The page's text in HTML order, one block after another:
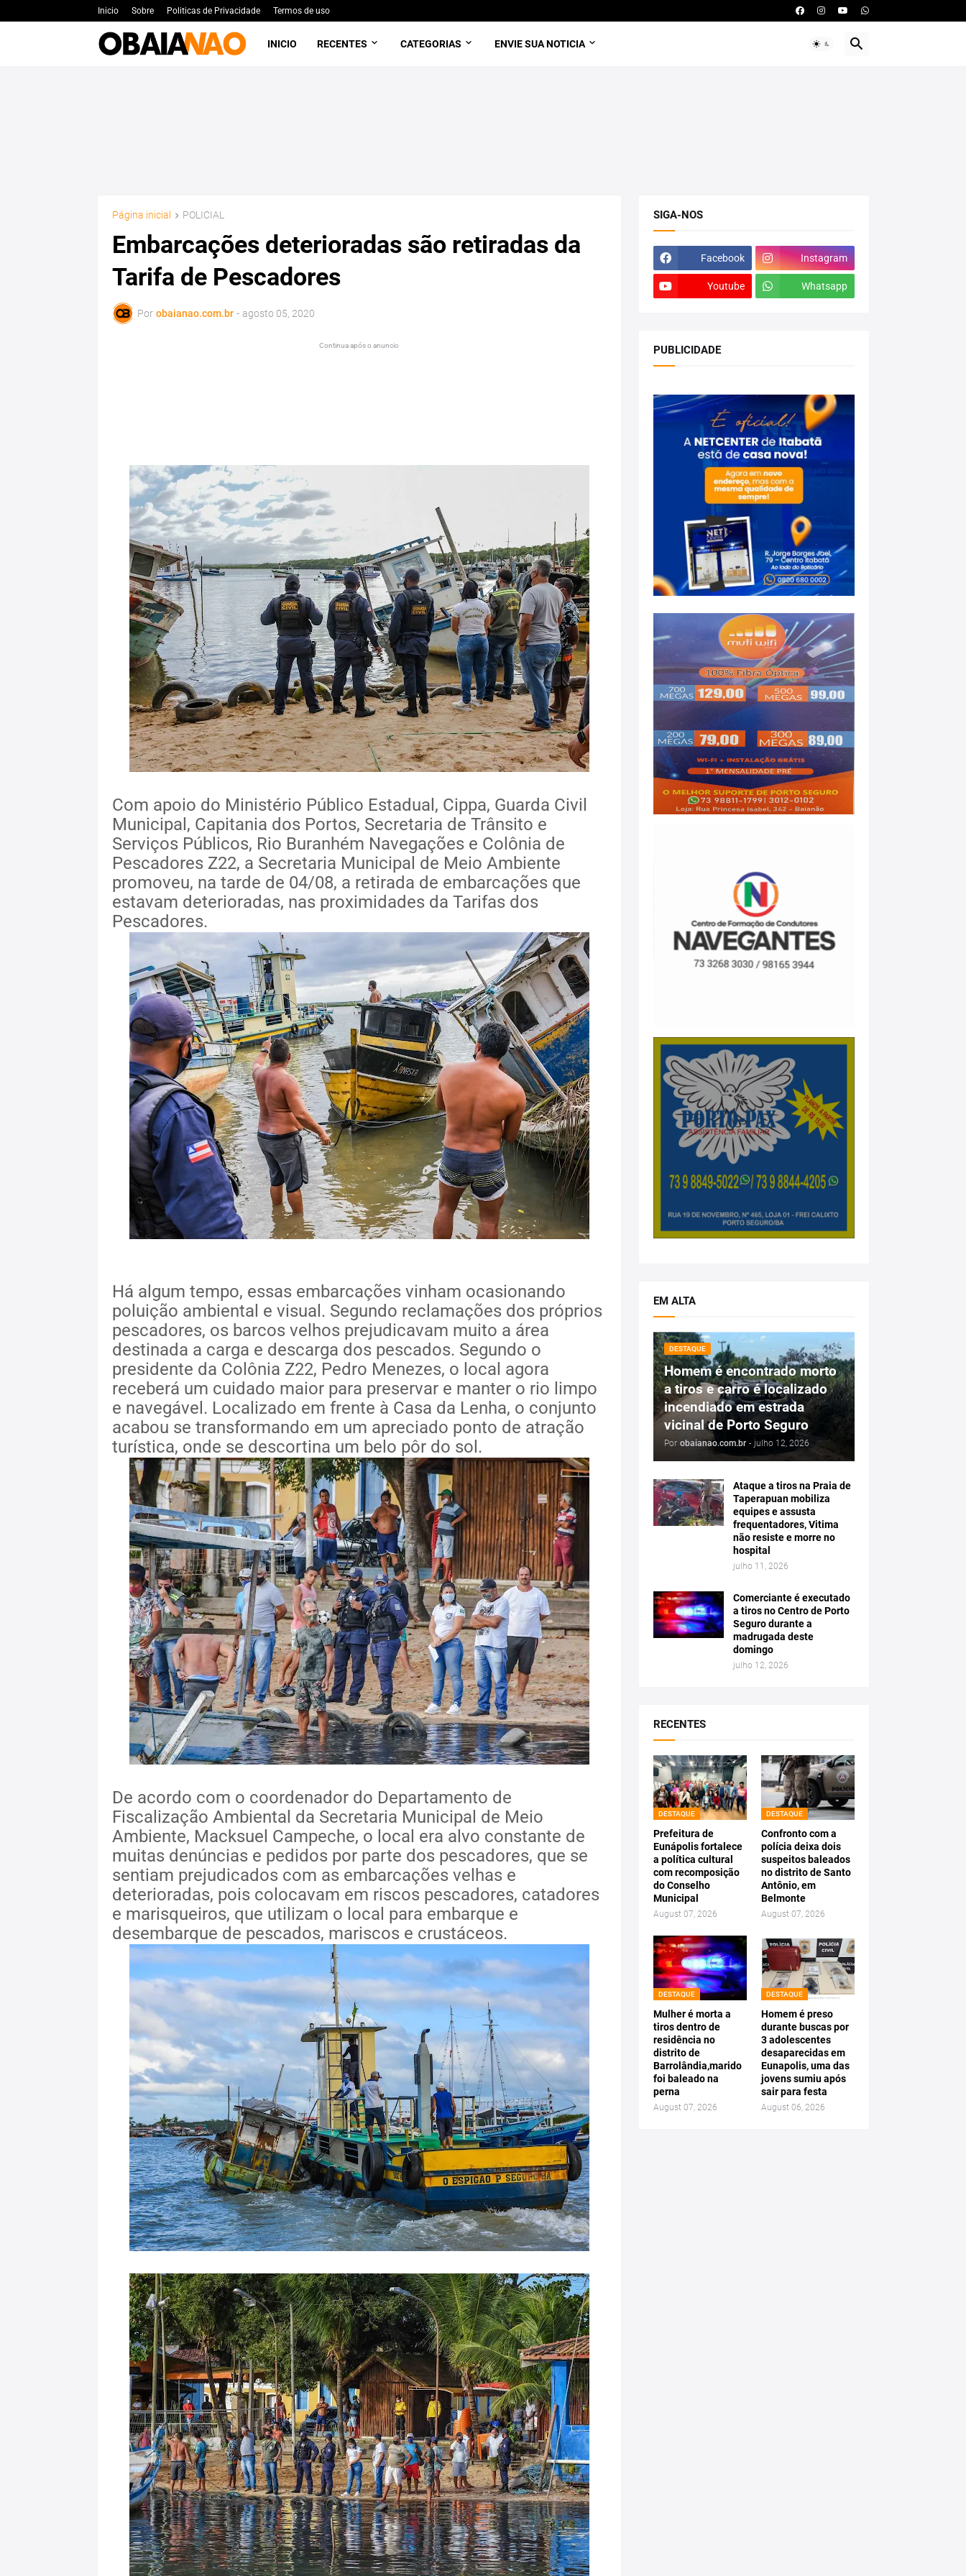
Inicio Sobre Politicas de Privacidade Termos de uso
INICIO RECENTES CATEGORIAS ENVIE SUA NOTICIA
Página inicial POLICIAL
Embarcações deterioradas são retiradas da
Tarifa de Pescadores
Por obaianao.com.br - agosto 05, 2020
Continua após o anuncio
Com apoio do Ministério Público Estadual, Cippa, Guarda Civil
Municipal, Capitania dos Portos, Secretaria de Trânsito e
Serviços Públicos, Rio Buranhém Navegações e Colônia de
Pescadores Z22, a Secretaria Municipal de Meio Ambiente
promoveu, na tarde de 04/08, a retirada de embarcações que
estavam deterioradas, nas proximidades da Tarifas dos
Pescadores.
Há algum tempo, essas embarcações vinham ocasionando
poluição ambiental e visual. Segundo reclamações dos próprios
pescadores, os barcos velhos prejudicavam muito a área
destinada a carga e descarga dos pescados. Segundo o
presidente da Colônia Z22, Pedro Menezes, o local agora
receberá um cuidado maior para preservar e manter o rio limpo
e navegável. Localizado em frente à Casa da Lenha, o conjunto
acabou se transformando em um apreciado ponto de atração
turística, onde se descortina um belo pôr do sol.
De acordo com o coordenador do Departamento de
Fiscalização Ambiental da Secretaria Municipal de Meio
Ambiente, Macksuel Campeche, o local era alvo constante de
muitas denúncias e pedidos por parte dos pescadores, que se
sentiam prejudicados com as embarcações velhas e
deterioradas, pois colocavam em riscos pescadores, catadores
e marisqueiros, que utilizam o local para embarque e
desembarque de pescados, mariscos e crustáceos.
SIGA-NOS
Facebook Instagram
Youtube Whatsapp
PUBLICIDADE
EM ALTA
DESTAQUE
Homem é encontrado morto
a tiros e carro é localizado
incendiado em estrada
vicinal de Porto Seguro
Por obaianao.com.br - julho 12, 2026
Ataque a tiros na Praia de
Taperapuan mobiliza
equipes e assusta
frequentadores, Vitima
não resiste e morre no
hospital
julho 11, 2026
Comerciante é executado
a tiros no Centro de Porto
Seguro durante a
madrugada deste
domingo
julho 12, 2026
RECENTES
DESTAQUE
Prefeitura de
Eunápolis fortalece
a política cultural
com recomposição
do Conselho
Municipal
August 07, 2026
DESTAQUE
Confronto com a
polícia deixa dois
suspeitos baleados
no distrito de Santo
Antônio, em
Belmonte
August 07, 2026
DESTAQUE
Mulher é morta a
tiros dentro de
residência no
distrito de
Barrolândia,marido
foi baleado na
perna
August 07, 2026
DESTAQUE
Homem é preso
durante buscas por
3 adolescentes
desaparecidas em
Eunapolis, uma das
jovens sumiu após
sair para festa
August 06, 2026